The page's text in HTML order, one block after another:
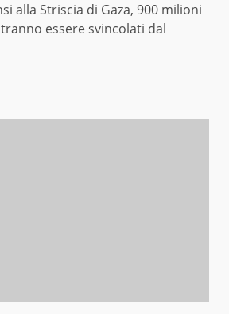
alla Striscia di Gaza, 900 milioni
essere svincolati dal